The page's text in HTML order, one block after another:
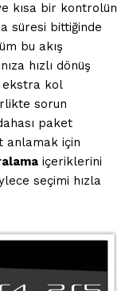
kısa bir kontrolün
süresi bittiğinde
bu akış
hızlı dönüş
ekstra kol
sorun
paket
anlamak için
içeriklerini
seçimi hızla